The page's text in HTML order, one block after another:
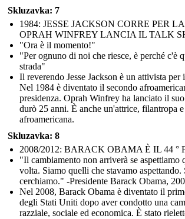
Skluzavka: 7
1984: JESSE JACKSON CORRE PER
OPRAH WINFREY LANCIA IL TALK
"Ora è il momento!"
"Per ognuno di noi che riesce, è perché c'è
strada"
Il reverendo Jesse Jackson è un attivista
Nel 1984 è diventato il secondo
presidenza. Oprah Winfrey ha lanciato il
durò 25 anni. È anche un'attrice, filantropa
afroamericana.
Skluzavka: 8
2008/2012: BARACK OBAMA È IL 44 °
"Il cambiamento non arriverà se aspettiamo
volta. Siamo quelli che stavamo
cerchiamo." -Presidente Barack Obama,
Nel 2008, Barack Obama è diventato il
degli Stati Uniti dopo aver condotto una
razziale, sociale ed economica. È stato